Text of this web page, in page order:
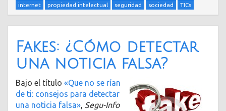
internet
propiedad intelectual seguridad sociedad TICs
Fakes: ¿Cómo detectar
una noticia falsa?
Bajo el título «Que no se rían
de ti: consejos para detectar
una noticia falsa», Segu-Info